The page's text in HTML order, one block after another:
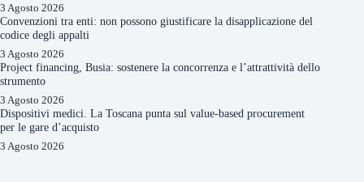
3 Agosto 2026
Convenzioni tra enti: non possono giustificare la disapplicazione del
codice degli appalti
3 Agosto 2026
Project financing, Busia: sostenere la concorrenza e l’attrattività dello
strumento
3 Agosto 2026
Dispositivi medici. La Toscana punta sul value-based procurement
per le gare d’acquisto
3 Agosto 2026